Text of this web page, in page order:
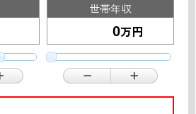
世帯年収
万円